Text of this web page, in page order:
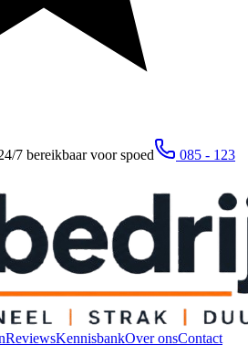
7 bereikbaar voor spoed
085 - 123
ReviewsKennisbankOver onsContact